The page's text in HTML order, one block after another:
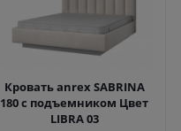
Кровать anrex SABRINA
180 с подъемником Цвет
LIBRA 03